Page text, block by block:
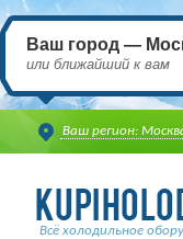
Ваш регион:
Ваш город —
или ближайший к вам
Всё холодильное